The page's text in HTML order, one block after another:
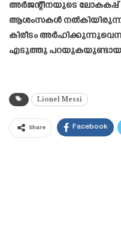
അർജന്റീനയുടെ ലോകകപ്പ്
ആശംസകൾ
കിരീടം
എടുത്തു
Lionel Messi
Share Facebook